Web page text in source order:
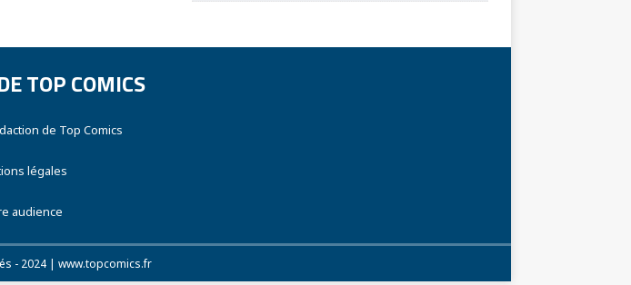
TOP COMICS
de Top Comics
légales
audience
- 2024 | www.topcomics.fr